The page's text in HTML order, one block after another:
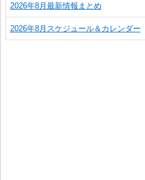
2026年8月最新情報まとめ
2026年8月スケジュール＆カレンダー